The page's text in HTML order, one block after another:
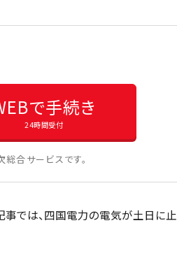
で手続き
24時間受付
合サービスです。
事では、四国電力の電気が土日に止